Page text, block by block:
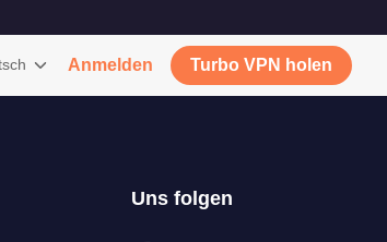
Anmelden Turbo VPN holen
Uns folgen